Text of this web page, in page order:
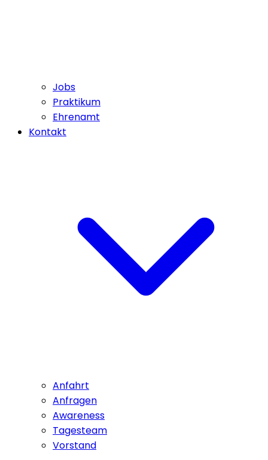
Jobs
Praktikum
Ehrenamt
Kontakt
Anfahrt
Anfragen
Awareness
Tagesteam
Vorstand